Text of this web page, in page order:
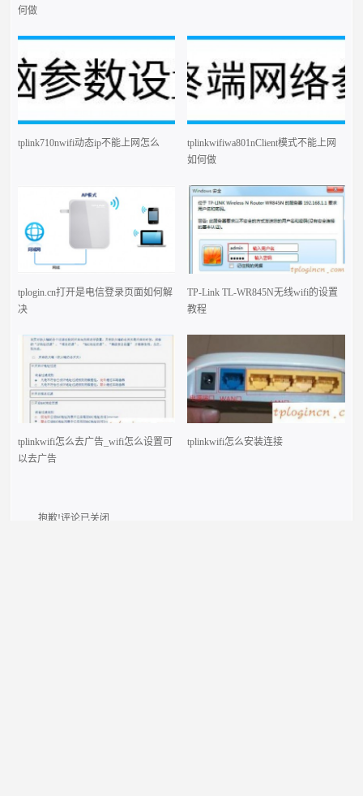
何做
tplink710nwifi动态ip不能上网怎么
tplinkwifiwa801nClient模式不能上网
如何做
tplogin.cn打开是电信登录页面如何解
决
TP-Link TL-WR845N无线wifi的设置
教程
tplinkwifi怎么去广告_wifi怎么设置可
以去广告
tplinkwifi怎么安装连接
抱歉!评论已关闭.